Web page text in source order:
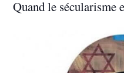
Quand le sécularisme